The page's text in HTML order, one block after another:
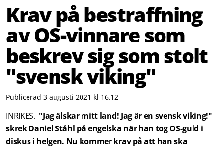
Krav på bestraffning
av OS-vinnare som
beskrev sig som stolt
"svensk viking"
Publicerad 3 augusti 2021 kl 16.12
INRIKES. "Jag älskar mitt land! Jag är en svensk viking!"
skrek Daniel Ståhl på engelska när han tog OS-guld i
diskus i helgen. Nu kommer krav på att han ska